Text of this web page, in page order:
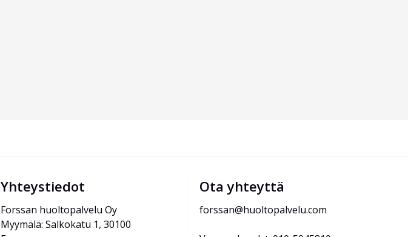
Yhteystiedot
Forssan huoltopalvelu Oy
Myymälä: Salkokatu 1, 30100
Ota yhteyttä
forssan@huoltopalvelu.com